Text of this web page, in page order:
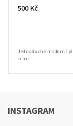
500 Kč
Jednoduché moderní
INSTAGRAM